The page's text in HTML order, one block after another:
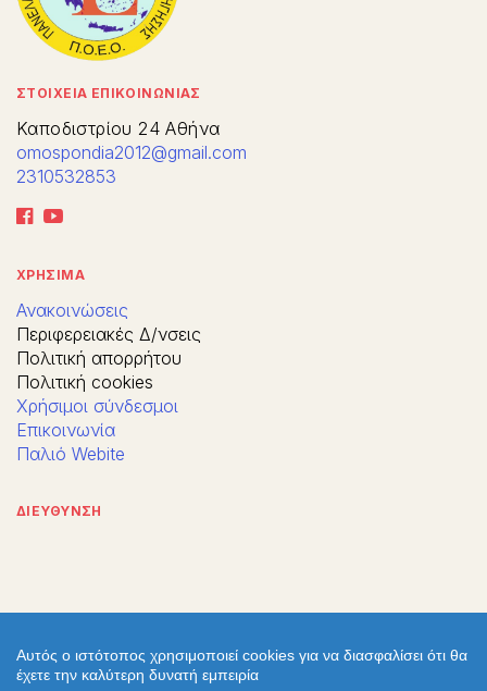
ΣΤΟΙΧΕΙΑ ΕΠΙΚΟΙΝΩΝΙΑΣ
Καποδιστρίου 24 Αθήνα
omospondia2012@gmail.com
2310532853
ΧΡΗΣΙΜΑ
Ανακοινώσεις
Περιφερειακές Δ/νσεις
Πολιτική απορρήτου
Πολιτική cookies
Χρήσιμοι σύνδεσμοι
Επικοινωνία
Παλιό Webite
ΔΙΕΥΘΥΝΣΗ
Αυτός ο ιστότοπος χρησιμοποιεί cookies για να διασφαλίσει ότι θα
έχετε την καλύτερη δυνατή εμπειρία